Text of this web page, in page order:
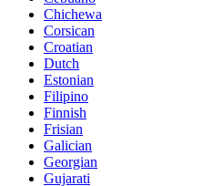
Chichewa
Corsican
Croatian
Dutch
Estonian
Filipino
Finnish
Frisian
Galician
Georgian
Gujarati